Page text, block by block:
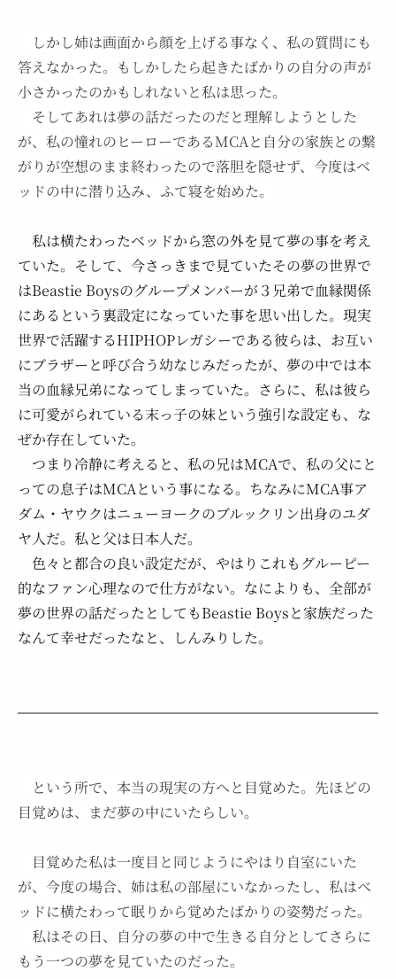
しかし姉は画面から顔を上げる事なく、私の質問にも
答えなかった。もしかしたら起きたばかりの自分の声が
小さかったのかもしれないと私は思った。
そしてあれは夢の話だったのだと理解しようとした
が、私の憧れのヒーローであるMCAと自分の家族との繋
がりが空想のまま終わったので落胆を隠せず、今度はベ
ッドの中に潜り込み、ふて寝を始めた。
私は横たわったベッドから窓の外を見て夢の事を考え
ていた。そして、今さっきまで見ていたその夢の世界で
はBeastie Boysのグループメンバーが３兄弟で血縁関係
にあるという裏設定になっていた事を思い出した。現実
世界で活躍するHIPHOPレガシーである彼らは、お互い
にブラザーと呼び合う幼なじみだったが、夢の中では本
当の血縁兄弟になってしまっていた。さらに、私は彼ら
に可愛がられている末っ子の妹という強引な設定も、な
ぜか存在していた。
つまり冷静に考えると、私の兄はMCAで、私の父にと
っての息子はMCAという事になる。ちなみにMCA事ア
ダム・ヤウクはニューヨークのブルックリン出身のユダ
ヤ人だ。私と父は日本人だ。
色々と都合の良い設定だが、やはりこれもグルーピー
的なファン心理なので仕方がない。なによりも、全部が
夢の世界の話だったとしてもBeastie Boysと家族だった
なんて幸せだったなと、しんみりした。
という所で、本当の現実の方へと目覚めた。先ほどの
目覚めは、まだ夢の中にいたらしい。
目覚めた私は一度目と同じようにやはり自室にいた
が、今度の場合、姉は私の部屋にいなかったし、私はベ
ッドに横たわって眠りから覚めたばかりの姿勢だった。
私はその日、自分の夢の中で生きる自分としてさらに
もう一つの夢を見ていたのだった。